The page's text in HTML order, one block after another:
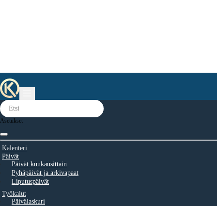
Asetukset
Kalenteri
Päivät
Päivät kuukausittain
Pyhäpäivät ja arkivapaat
Liputuspäivät
Työkalut
Päivälaskuri